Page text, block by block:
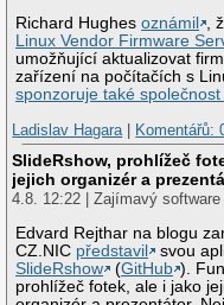
Richard Hughesoznámil
,
Linux Vendor Firmware
umožňující aktualizovat
zařízení na počítačích s
sponzoruje také společnost
Ladislav Hagara | Komentářů:
SlideRshow, prohlížeč
jejich organizér a
4.8. 12:22 | Zajímavý software
Edvard Rejthar na blogu
CZ.NIC představil
svou
SlideRshow
(GitHub ).
prohlížeč fotek, ale i jako